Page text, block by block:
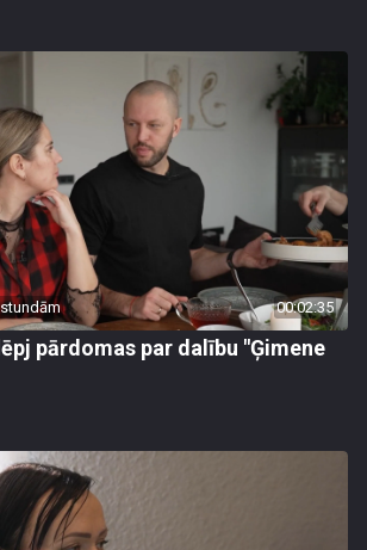
00:02:35
pārdomas par dalību "Ģimene